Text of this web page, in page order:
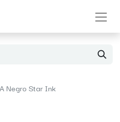
Negro Star Ink